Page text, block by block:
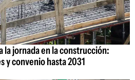
la jornada en la construcción:
y convenio hasta 2031